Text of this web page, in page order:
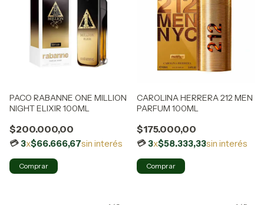
PACO RABANNE ONE MILLION
NIGHT ELIXIR 100ML
$200.000,00
3x$66.666,67sin interés
CAROLINA HERRERA 212 MEN
PARFUM 100ML
$175.000,00
3x$58.333,33sin interés